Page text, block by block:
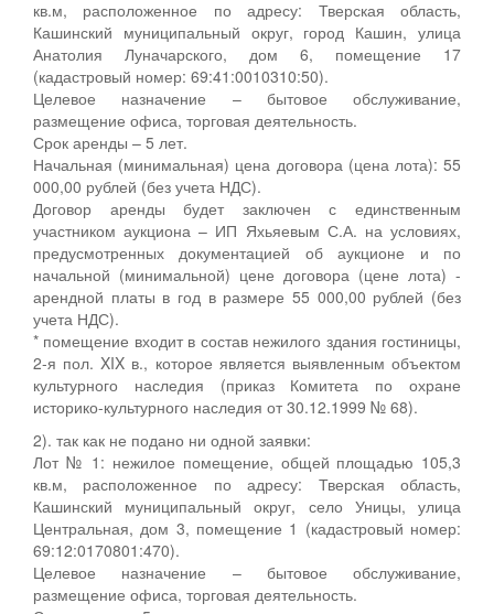
кв.м, расположенное по адресу: Тверская область,
Кашинский муниципальный округ, город Кашин, улица
Анатолия Луначарского, дом 6, помещение 17
(кадастровый номер: 69:41:0010310:50).
Целевое назначение – бытовое обслуживание,
размещение офиса, торговая деятельность.
Срок аренды – 5 лет.
Начальная (минимальная) цена договора (цена лота): 55
000,00 рублей (без учета НДС).
Договор аренды будет заключен с единственным
участником аукциона – ИП Яхьяевым С.А. на условиях,
предусмотренных документацией об аукционе и по
начальной (минимальной) цене договора (цене лота) -
арендной платы в год в размере 55 000,00 рублей (без
учета НДС).
* помещение входит в состав нежилого здания гостиницы,
2-я пол. XIX в., которое является выявленным объектом
культурного наследия (приказ Комитета по охране
историко-культурного наследия от 30.12.1999 № 68).
2). так как не подано ни одной заявки:
Лот № 1: нежилое помещение, общей площадью 105,3
кв.м, расположенное по адресу: Тверская область,
Кашинский муниципальный округ, село Уницы, улица
Центральная, дом 3, помещение 1 (кадастровый номер:
69:12:0170801:470).
Целевое назначение – бытовое обслуживание,
размещение офиса, торговая деятельность.